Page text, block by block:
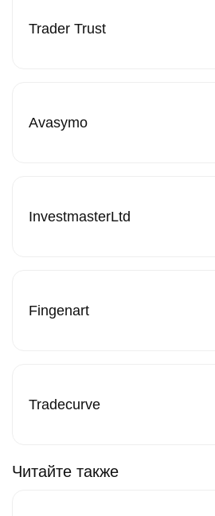
Trader Trust
Avasymo
InvestmasterLtd
Fingenart
Tradecurve
Читайте также